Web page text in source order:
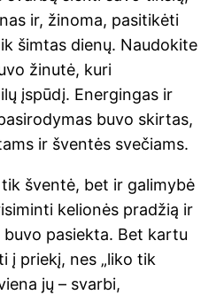
ir, žinoma, pasitikėti
šimtas dienų. Naudokite
žinutė, kuri
įspūdį. Energingas ir
buvo skirtas,
ir šventės svečiams.
šventė, bet ir galimybė
kelionės pradžią ir
pasiekta. Bet kartu
į priekį, nes „liko tik
jų – svarbi,